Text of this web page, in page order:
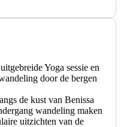
Yoga sessie en
door de bergen
de kust van Benissa
wandeling maken
uitzichten van de